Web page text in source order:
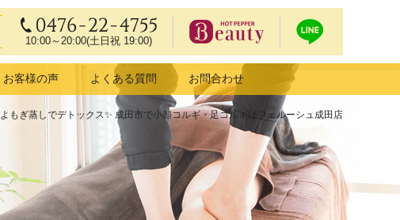
よもぎ蒸しでデトックス✨ 成田市で小顔コルギ・足コルギはフェルーシュ成田店
0476-22-4755
10:00～20:00(土日祝 19:00)
ホットペッ
パービュー
ティーで予
約
LIN
予約
お客様の声 よくある質問 お問合わせ